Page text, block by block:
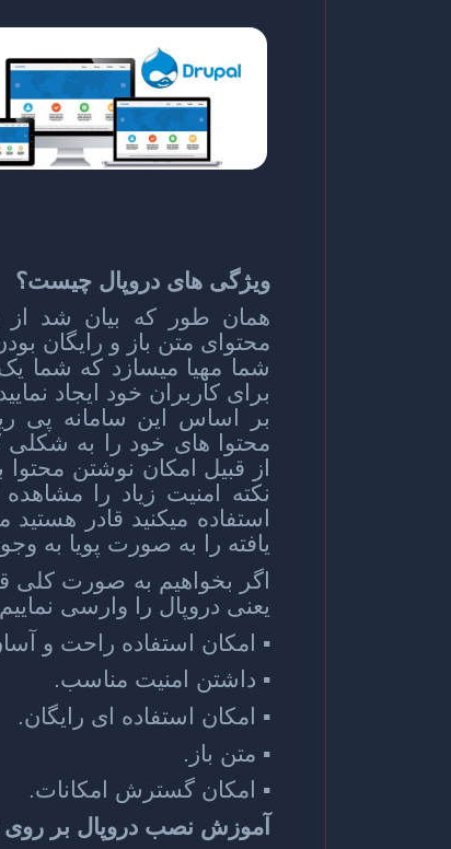
ویژگی های دروپال چیست؟
همان طور که بیان شد از
محتوای متن باز و رایگان
شما مهیا میسازد که شما یک
برای کاربران خود ایجاد
بر اساس این سامانه پی
محتوا های خود را به شکلی
از قبیل امکان نوشتن
نکته امنیت زیاد را
استفاده میکنید قادر
یافته را به صورت پویا به
اگر بخواهیم به صورت کلی
یعنی دروپال را وارسی
▪︎ امکان استفاده راحت و
▪︎ داشتن امنیت مناسب.
▪︎ امکان استفاده ای رایگان.
▪︎ متن باز.
▪︎ امکان گسترش امکانات.
آموزش نصب دروپال بر